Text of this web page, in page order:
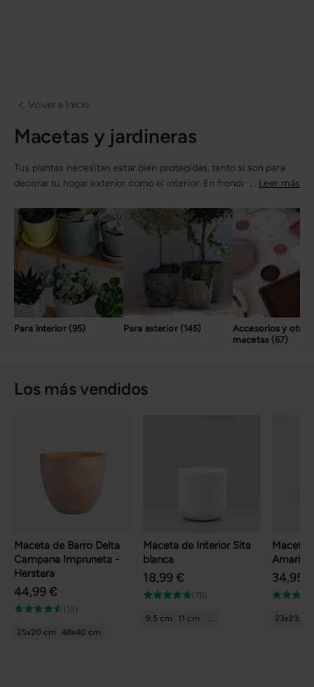
Volver a Inicio
Macetas y jardineras
Tus plantas necesitan estar bien protegidas, tanto si son para
decorar tu hogar exterior como el interior. En fronda contamos
para que consigas el estilo que realmente deseas dar en tu
propia casa ¡y en tu jardín!
... Leer más
Para interior (95) Para exterior (145)
Accesorios y otras
macetas (67)
Los más vendidos
Maceta de Barro Delta
Campana Impruneta -
Herstera
44,99 €
(13)
25x20 cm 48x40 cm
Maceta de Interior Sita
blanca
18,99 €
(78)
9,5 cm 11 cm
Maceta
Amari
34,95 €